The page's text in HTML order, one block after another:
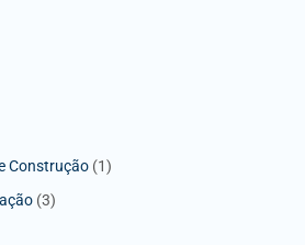
Construção (1)
(3)